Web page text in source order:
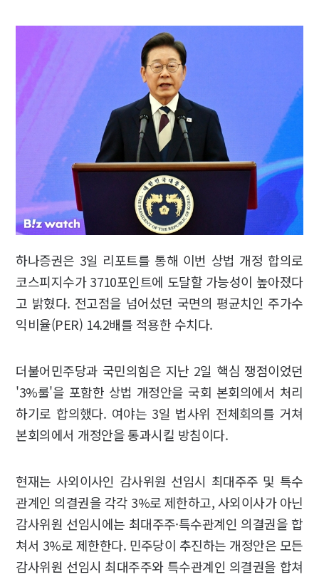
하나증권은 3일 리포트를 통해 이번 상법 개정 합의로
코스피지수가 3710포인트에 도달할 가능성이 높아졌다
고 밝혔다. 전고점을 넘어섰던 국면의 평균치인 주가수
익비율(PER) 14.2배를 적용한 수치다.
더불어민주당과 국민의힘은 지난 2일 핵심 쟁점이었던
'3%룰'을 포함한 상법 개정안을 국회 본회의에서 처리
하기로 합의했다. 여야는 3일 법사위 전체회의를 거쳐
본회의에서 개정안을 통과시킬 방침이다.
현재는 사외이사인 감사위원 선임시 최대주주 및 특수
관계인 의결권을 각각 3%로 제한하고, 사외이사가 아닌
감사위원 선임시에는 최대주주·특수관계인 의결권을 합
쳐서 3%로 제한한다. 민주당이 추진하는 개정안은 모든
감사위원 선임시 최대주주와 특수관계인 의결권을 합쳐